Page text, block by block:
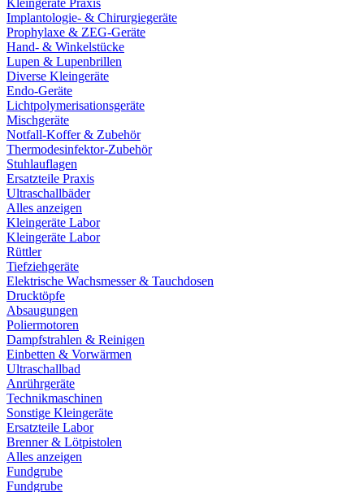
Kleingeräte Praxis
Implantologie- & Chirurgiegeräte
Prophylaxe & ZEG-Geräte
Hand- & Winkelstücke
Lupen & Lupenbrillen
Diverse Kleingeräte
Endo-Geräte
Lichtpolymerisationsgeräte
Mischgeräte
Notfall-Koffer & Zubehör
Thermodesinfektor-Zubehör
Stuhlauflagen
Ersatzteile Praxis
Ultraschallbäder
Alles anzeigen
Kleingeräte Labor
Kleingeräte Labor
Rüttler
Tiefziehgeräte
Elektrische Wachsmesser & Tauchdosen
Drucktöpfe
Absaugungen
Poliermotoren
Dampfstrahlen & Reinigen
Einbetten & Vorwärmen
Ultraschallbad
Anrührgeräte
Technikmaschinen
Sonstige Kleingeräte
Ersatzteile Labor
Brenner & Lötpistolen
Alles anzeigen
Fundgrube
Fundgrube